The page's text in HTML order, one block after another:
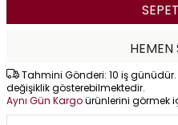
HEMEN
Tahmini Gönderi: 10 iş
değişiklik gösterebilmektedir.
Aynı Gün Kargoürünlerini görmek